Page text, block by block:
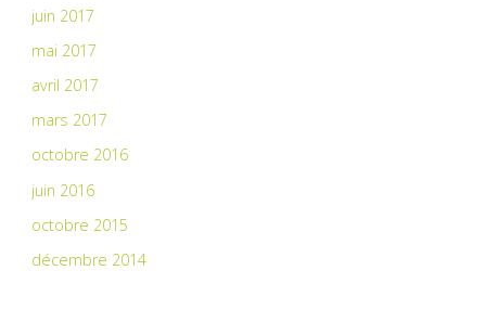
juin 2017
mai 2017
avril 2017
mars 2017
octobre 2016
juin 2016
octobre 2015
décembre 2014